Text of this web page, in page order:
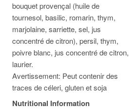
bouquet provençal (huile de
tournesol, basilic, romarin, thym,
marjolaine, sarriette, sel, jus
concentré de citron), persil, thym,
poivre blanc, jus concentré de citron,
laurier.
Avertissement: Peut contenir des
traces de céleri, gluten et soja
Nutritional Information